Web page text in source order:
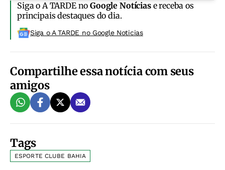
Siga o A TARDE noGoogle Notíciase receba os
principais destaques do dia.
Siga o A TARDE no Google Noticias
Compartilhe essa notícia com seus
amigos
Tags
ESPORTE CLUBE BAHIA